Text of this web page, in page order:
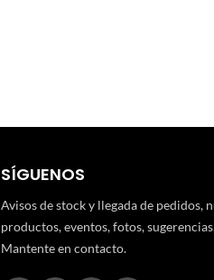
SÍGUENOS
Avisos de stock y llegada de pedidos,
productos, eventos, fotos,
Mantente en contacto.